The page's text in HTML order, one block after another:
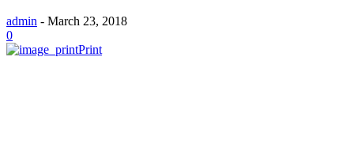
admin - March 23, 2018
0
Print